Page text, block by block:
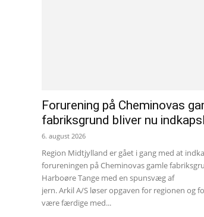
Forurening på Cheminovas
fabriksgrund bliver nu
6. august 2026
Region Midtjylland er gået i gang med at
forureningen på Cheminovas gamle
Harboøre Tange med en spunsvæg af
jern. Arkil A/S løser opgaven for regionen og
være færdige med...